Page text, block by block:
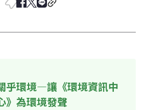
乎環境—讓《環境資訊中
》為環境發聲